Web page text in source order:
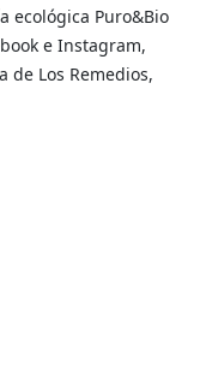
ecológica Puro&Bio
e Instagram,
de Los Remedios,